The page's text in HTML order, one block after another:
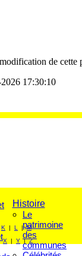
de cette
17:30:10
Histoire
Le
patrimoine
des
communes
K | L | M
X | Y | Z